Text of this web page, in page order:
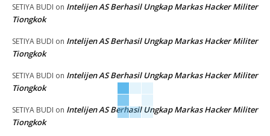
SETIYA BUDI on Intelijen AS Berhasil Ungkap Markas Hacker Militer
Tiongkok
SETIYA BUDI on Intelijen AS Berhasil Ungkap Markas Hacker Militer
Tiongkok
SETIYA BUDI on Intelijen AS Berhasil Ungkap Markas Hacker Militer
Tiongkok
SETIYA BUDI on Intelijen AS Berhasil Ungkap Markas Hacker Militer
Tiongkok